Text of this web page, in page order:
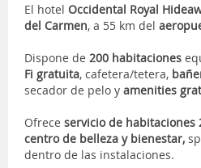
El hotel Occidental Royal
del Carmen, a 55 km del
Dispone de 200 habitaciones
Fi gratuita, cafetera/tetera,
secador de pelo y amenities
Ofrece servicio de habitaciones
centro de belleza y bienestar,
dentro de las instalaciones.